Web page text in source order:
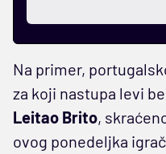
Na primer,
za koji nastupa levi
Leitao Brito,
ovog ponedeljka